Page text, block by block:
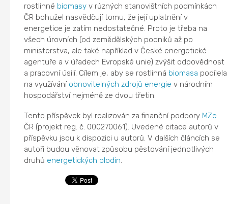
rostlinné biomasy v různých stanovištních podmínkách
ČR bohužel nasvědčují tomu, že její uplatnění v
energetice je zatím nedostatečné. Proto je třeba na
všech úrovních (od zemědělských podniků až po
ministerstva, ale také například v České energetické
agentuře a v úřadech Evropské unie) zvýšit odpovědnost
a pracovní úsilí. Cílem je, aby se rostlinná biomasa podílela
na využívání obnovitelných zdrojů energie v národním
hospodářství nejméně ze dvou třetin.
Tento příspěvek byl realizován za finanční podpory MZe
ČR (projekt reg. č. 000270061). Uvedené citace autorů v
příspěvku jsou k dispozici u autorů. V dalších článcích se
autoři budou věnovat způsobu pěstování jednotlivých
druhů energetických plodin